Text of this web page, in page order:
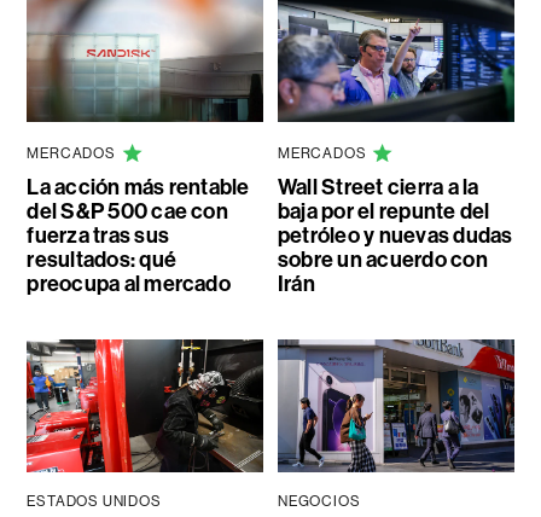
MERCADOS
La acción más rentable
del S&P 500 cae con
fuerza tras sus
resultados: qué
preocupa al mercado
MERCADOS
Wall Street cierra a la
baja por el repunte del
petróleo y nuevas dudas
sobre un acuerdo con
Irán
ESTADOS UNIDOS NEGOCIOS